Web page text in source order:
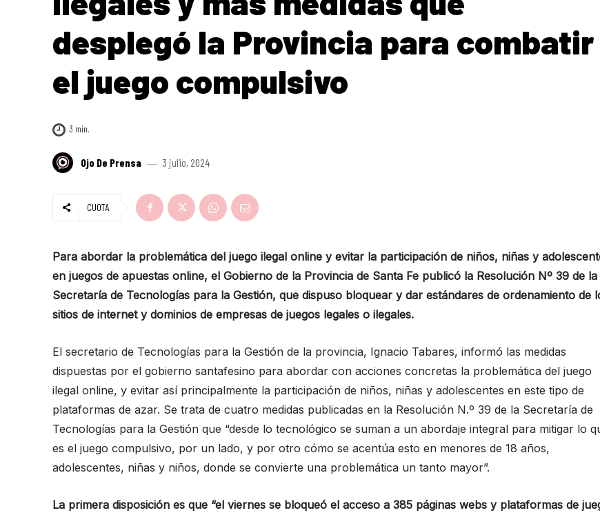
desplegó la Provincia para combatir
el juego compulsivo
3 min.
Ojo De Prensa 3 julio, 2024
CUOTA
Para abordar la problemática del juego ilegal online y evitar la participación de niños, niñas y
en juegos de apuestas online, el Gobierno de la Provincia de Santa Fe publicó la Resolución Nº 39 de la
Secretaría de Tecnologías para la Gestión, que dispuso bloquear y dar estándares de ordenamiento de
sitios de internet y dominios de empresas de juegos legales o ilegales.
El secretario de Tecnologías para la Gestión de la provincia, Ignacio Tabares, informó las medidas
dispuestas por el gobierno santafesino para abordar con acciones concretas la problemática del juego
ilegal online, y evitar así principalmente la participación de niños, niñas y adolescentes en este tipo de
plataformas de azar. Se trata de cuatro medidas publicadas en la Resolución N.º 39 de la Secretaría de
Tecnologías para la Gestión que “desde lo tecnológico se suman a un abordaje integral para mitigar lo
es el juego compulsivo, por un lado, y por otro cómo se acentúa esto en menores de 18 años,
adolescentes, niñas y niños, donde se convierte una problemática un tanto mayor”.
La primera disposición es que “el viernes se bloqueó el acceso a 385 páginas webs y plataformas de